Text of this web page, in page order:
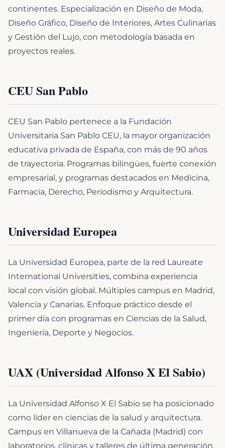
continentes. Especialización en Diseño de Moda,
Diseño Gráfico, Diseño de Interiores, Artes Culinarias
y Gestión del Lujo, con metodología basada en
proyectos reales.
CEU San Pablo
CEU San Pablo pertenece a la Fundación
Universitaria San Pablo CEU, la mayor organización
educativa privada de España, con más de 90 años
de trayectoria. Programas bilingües, fuerte conexión
empresarial, y programas destacados en Medicina,
Farmacia, Derecho, Periodismo y Arquitectura.
Universidad Europea
La Universidad Europea, parte de la red Laureate
International Universities, combina experiencia
local con visión global. Múltiples campus en Madrid,
Valencia y Canarias. Enfoque práctico desde el
primer día con programas en Ciencias de la Salud,
Ingeniería, Deporte y Negocios.
UAX (Universidad Alfonso X El Sabio)
La Universidad Alfonso X El Sabio se ha posicionado
como líder en ciencias de la salud y arquitectura.
Campus en Villanueva de la Cañada (Madrid) con
laboratorios, clínicas y talleres de última generación.